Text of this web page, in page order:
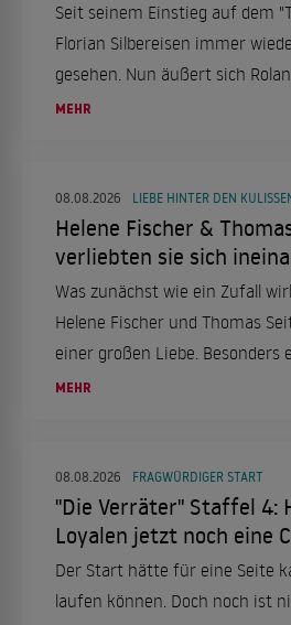
Seit seinem Einstieg auf dem
Florian Silbereisen immer
gesehen. Nun äußert sich
Debatte um den ZDF-Kapitän.
MEHR
08.08.2026 LIEBE HINTER DEN
Helene Fischer &
verliebten sie sich
Was zunächst wie ein Zufall
Helene Fischer und Thomas
einer großen Liebe. Besonders
ihm bis heute im Herzen.
MEHR
08.08.2026 FRAGWÜRDIGER START
"Die Verräter" Staffel 4:
Loyalen jetzt noch eine
Der Start hätte für eine Seite
laufen können. Doch noch ist